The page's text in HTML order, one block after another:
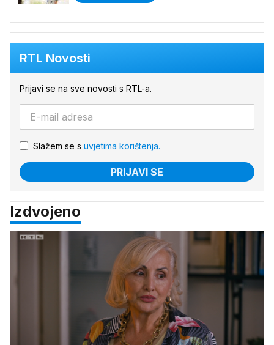
RTL Novosti
Prijavi se na sve novosti s RTL-a.
Slažem se s uvjetima korištenja.
PRIJAVI SE
Izdvojeno